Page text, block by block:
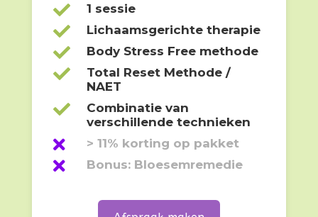
 1 sessie
 Lichaamsgerichte therapie
 Body Stress Free methode

Total Reset Methode /
NAET

Combinatie van
verschillende technieken
 > 11% korting op pakket
 Bonus: Bloesemremedie